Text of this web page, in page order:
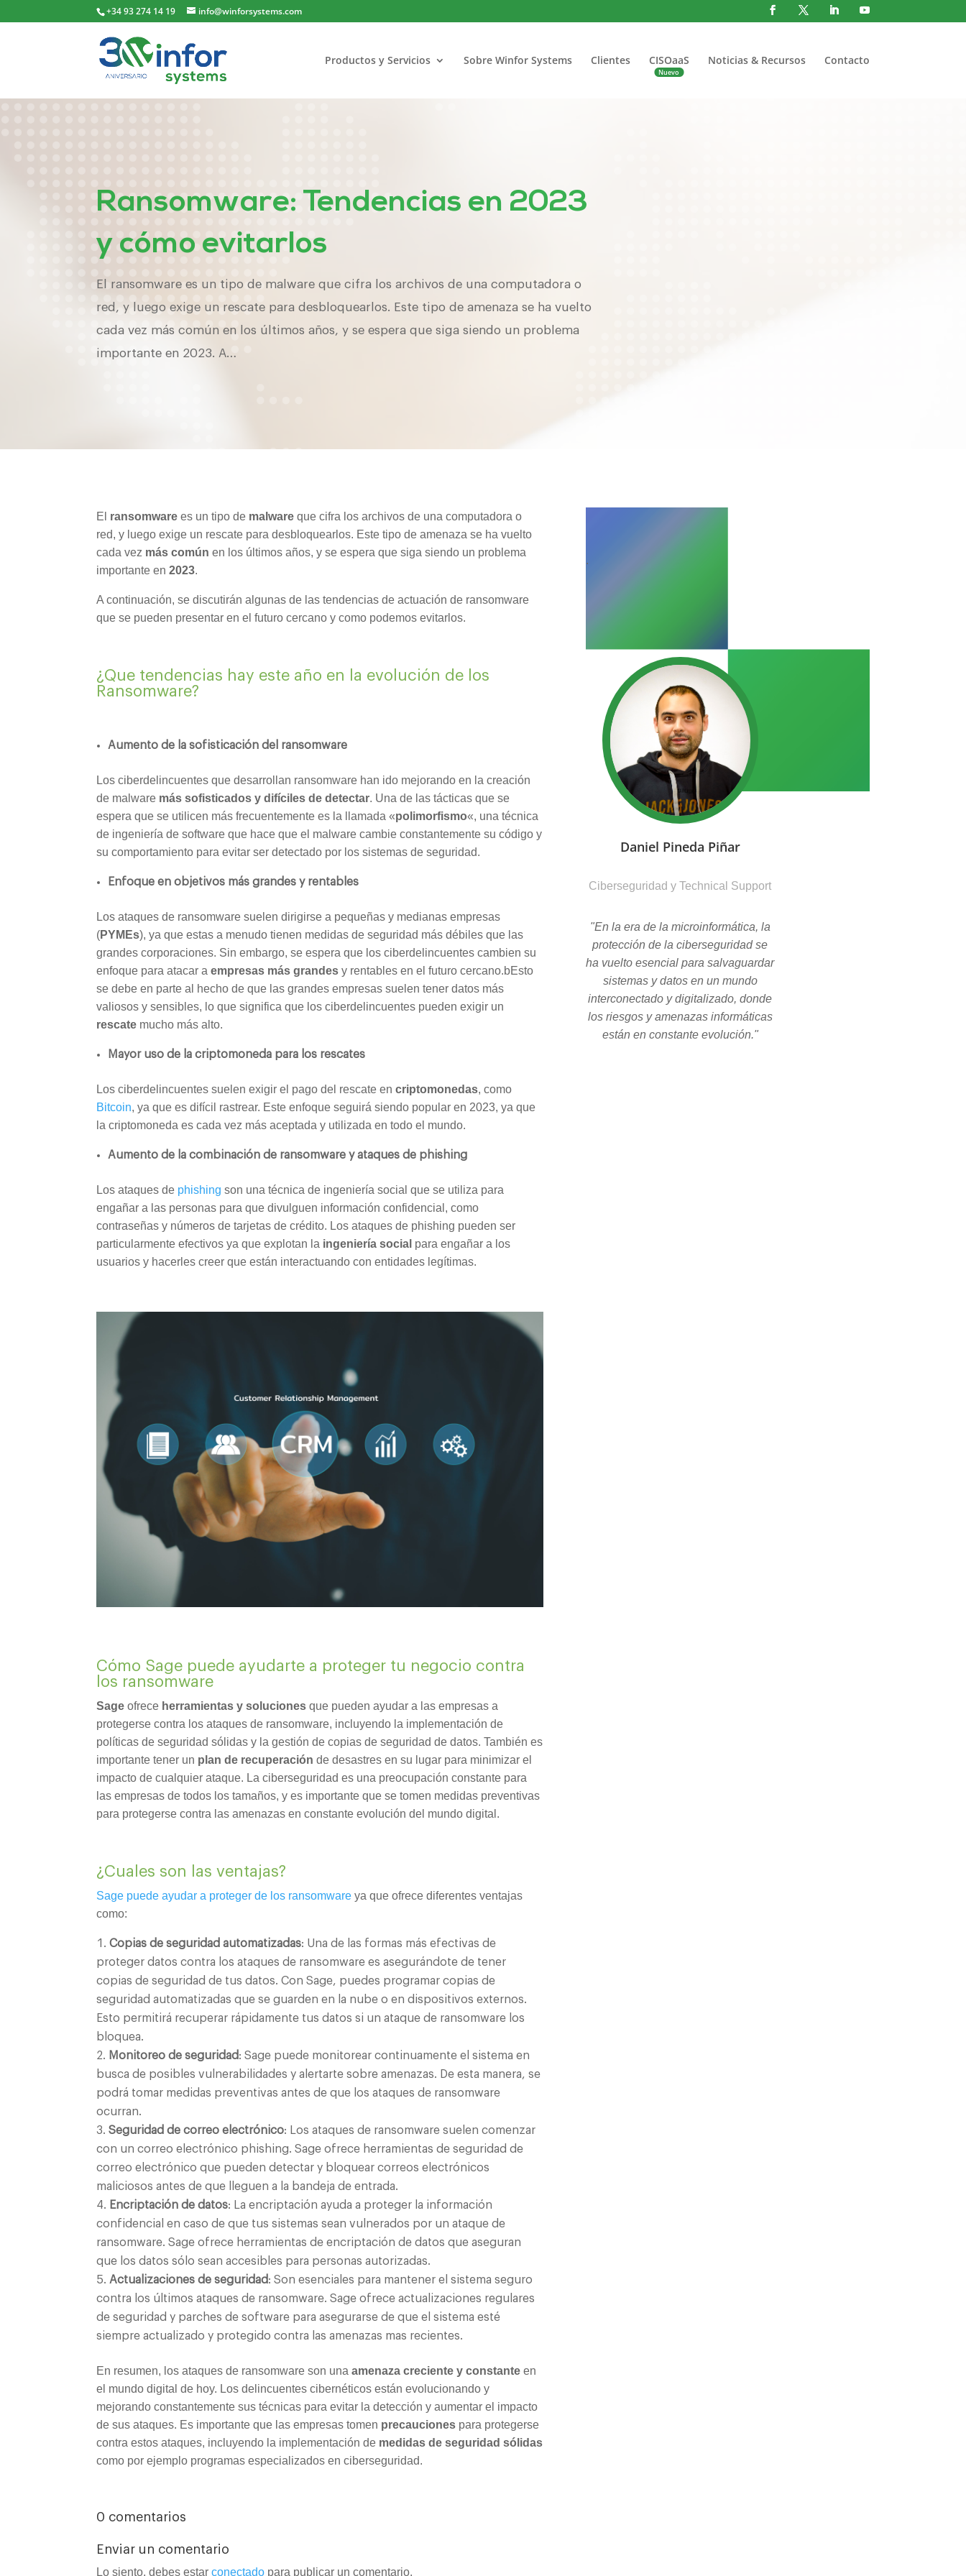
+34 93 274 14 19 info@winforsystems.com
Productos y Servicios Sobre Winfor Systems Clientes CISOaaS Noticias & Recursos Contacto
Ransomware: Tendencias en 2023
y cómo evitarlos
El ransomware es un tipo de malware que cifra los archivos de una computadora o
red, y luego exige un rescate para desbloquearlos. Este tipo de amenaza se ha vuelto
cada vez más común en los últimos años, y se espera que siga siendo un problema
importante en 2023. A…
El ransomware es un tipo de malware que cifra los archivos de una computadora o
red, y luego exige un rescate para desbloquearlos. Este tipo de amenaza se ha vuelto
cada vez más común en los últimos años, y se espera que siga siendo un problema
importante en 2023.
A continuación, se discutirán algunas de las tendencias de actuación de ransomware
que se pueden presentar en el futuro cercano y como podemos evitarlos.
¿Que tendencias hay este año en la evolución de los
Ransomware?
Aumento de la sofisticación del ransomware
Los ciberdelincuentes que desarrollan ransomware han ido mejorando en la creación
de malware más sofisticados y difíciles de detectar. Una de las tácticas que se
espera que se utilicen más frecuentemente es la llamada «polimorfismo«, una técnica
de ingeniería de software que hace que el malware cambie constantemente su código y
su comportamiento para evitar ser detectado por los sistemas de seguridad.
Enfoque en objetivos más grandes y rentables
Los ataques de ransomware suelen dirigirse a pequeñas y medianas empresas
(PYMEs), ya que estas a menudo tienen medidas de seguridad más débiles que las
grandes corporaciones. Sin embargo, se espera que los ciberdelincuentes cambien su
enfoque para atacar aempresas más grandes y rentables en el futuro cercano.bEsto
se debe en parte al hecho de que las grandes empresas suelen tener datos más
valiosos y sensibles, lo que significa que los ciberdelincuentes pueden exigir un
rescate mucho más alto.
Mayor uso de la criptomoneda para los rescates
Los ciberdelincuentes suelen exigir el pago del rescate encriptomonedas, como
Bitcoin, ya que es difícil rastrear. Este enfoque seguirá siendo popular en 2023, ya que
la criptomoneda es cada vez más aceptada y utilizada en todo el mundo.
Aumento de la combinación de ransomware y ataques de phishing
Los ataques de phishing son una técnica de ingeniería social que se utiliza para
engañar a las personas para que divulguen información confidencial, como
contraseñas y números de tarjetas de crédito. Los ataques de phishing pueden ser
particularmente efectivos ya que explotan la ingeniería social para engañar a los
usuarios y hacerles creer que están interactuando con entidades legítimas.
Cómo Sage puede ayudarte a proteger tu negocio contra
los ransomware
Sage ofrece herramientas y soluciones que pueden ayudar a las empresas a
protegerse contra los ataques de ransomware, incluyendo la implementación de
políticas de seguridad sólidas y la gestión de copias de seguridad de datos. También es
importante tener un plan de recuperación de desastres en su lugar para minimizar el
impacto de cualquier ataque. La ciberseguridad es una preocupación constante para
las empresas de todos los tamaños, y es importante que se tomen medidas preventivas
para protegerse contra las amenazas en constante evolución del mundo digital.
¿Cuales son las ventajas?
Sage puede ayudar a proteger de los ransomware ya que ofrece diferentes ventajas
como:
Copias de seguridad automatizadas: Una de las formas más efectivas de
proteger datos contra los ataques de ransomware es asegurándote de tener
copias de seguridad de tus datos. Con Sage, puedes programar copias de
seguridad automatizadas que se guarden en la nube o en dispositivos externos.
Esto permitirá recuperar rápidamente tus datos si un ataque de ransomware los
bloquea.
Monitoreo de seguridad: Sage puede monitorear continuamente el sistema en
busca de posibles vulnerabilidades y alertarte sobre amenazas. De esta manera, se
podrá tomar medidas preventivas antes de que los ataques de ransomware
ocurran.
Seguridad de correo electrónico: Los ataques de ransomware suelen comenzar
con un correo electrónico phishing. Sage ofrece herramientas de seguridad de
correo electrónico que pueden detectar y bloquear correos electrónicos
maliciosos antes de que lleguen a la bandeja de entrada.
Encriptación de datos: La encriptación ayuda a proteger la información
confidencial en caso de que tus sistemas sean vulnerados por un ataque de
ransomware. Sage ofrece herramientas de encriptación de datos que aseguran
que los datos sólo sean accesibles para personas autorizadas.
Actualizaciones de seguridad: Son esenciales para mantener el sistema seguro
contra los últimos ataques de ransomware. Sage ofrece actualizaciones regulares
de seguridad y parches de software para asegurarse de que el sistema esté
siempre actualizado y protegido contra las amenazas mas recientes.
En resumen, los ataques de ransomware son unaamenaza creciente y constante en
el mundo digital de hoy. Los delincuentes cibernéticos están evolucionando y
mejorando constantemente sus técnicas para evitar la detección y aumentar el impacto
de sus ataques. Es importante que las empresas tomen precauciones para protegerse
contra estos ataques, incluyendo la implementación de medidas de seguridad sólidas
como por ejemplo programas especializados en ciberseguridad.
.
Daniel Pineda Piñar
Ciberseguridad y Technical Support
"En la era de la microinformática, la
protección de la ciberseguridad se
ha vuelto esencial para salvaguardar
sistemas y datos en un mundo
interconectado y digitalizado, donde
los riesgos y amenazas informáticas
están en constante evolución."
0 comentarios
Enviar un comentario
Lo siento, debes estarconectado para publicar un comentario.